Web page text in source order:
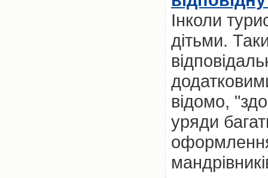
Інколи
дітьми.
відомо,
уряди
оформлення